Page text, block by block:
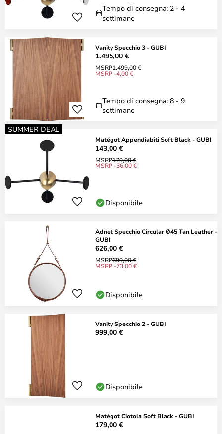
Tempo di consegna: 2 - 4
settimane
Vanity Specchio 3 - GUBI
1.495,00 €
MSRP1.499,00 €
MSRP -4,00 €
Tempo di consegna: 8 - 9
settimane
SUMMER DEAL
Matégot Appendiabiti Soft Black - GUBI
143,00 €
MSRP179,00 €
MSRP -36,00 €
Disponibile
Adnet Specchio Circular Ø45 Tan Leather -
GUBI
626,00 €
MSRP699,00 €
MSRP -73,00 €
Disponibile
Vanity Specchio 2 - GUBI
999,00 €
Disponibile
Matégot Ciotola Soft Black - GUBI
179,00 €